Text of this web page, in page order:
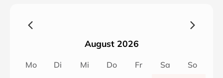
August 2026
Mo Di Mi Do Fr Sa
So